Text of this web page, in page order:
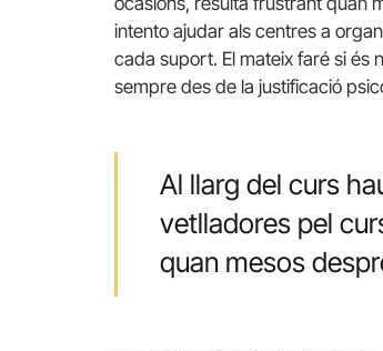
intento ajudar als centres a
cada suport. El mateix faré si és
sempre des de la justificació
Al llarg del curs
vetlladores pel
quan mesos